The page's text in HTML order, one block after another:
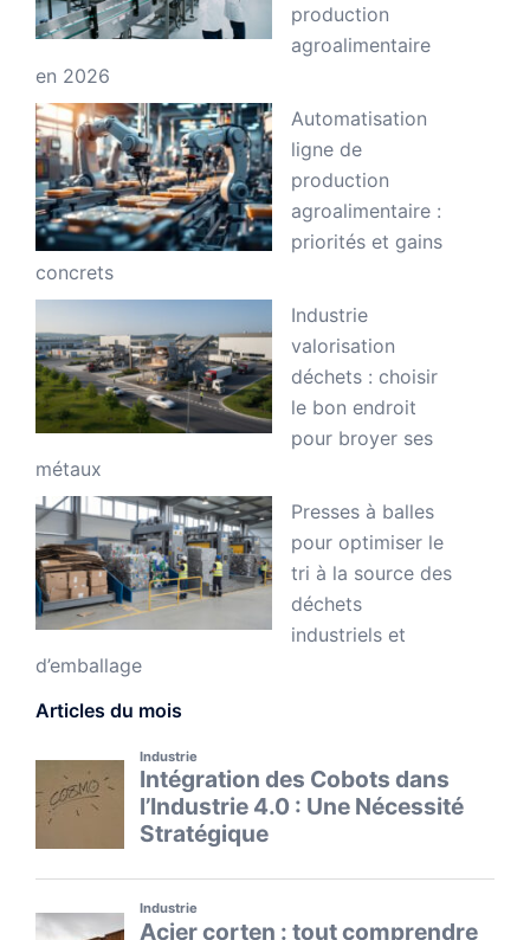
production
agroalimentaire
en 2026
Automatisation
ligne de
production
agroalimentaire :
priorités et gains
concrets
Industrie
valorisation
déchets : choisir
le bon endroit
pour broyer ses
métaux
Presses à balles
pour optimiser le
tri à la source des
déchets
industriels et
d’emballage
Articles du mois